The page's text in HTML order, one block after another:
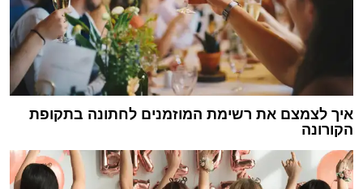
איך לצמצם את רשימת המוזמנים לחתונה בתקופת
הקורונה